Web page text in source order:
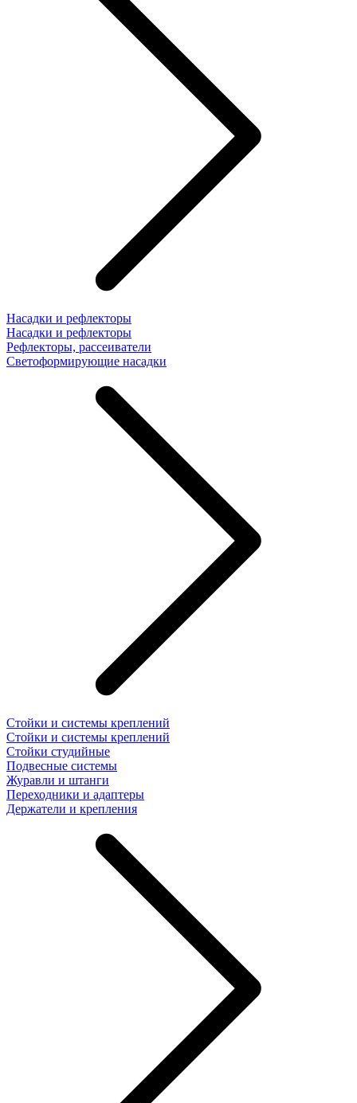
Насадки и рефлекторы
Насадки и рефлекторы
Рефлекторы, рассеиватели
Светоформирующие насадки
Стойки и системы креплений
Стойки и системы креплений
Стойки студийные
Подвесные системы
Журавли и штанги
Переходники и адаптеры
Держатели и крепления